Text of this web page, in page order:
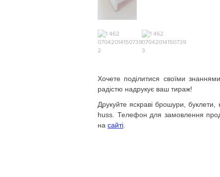
Хочете поділитися своїми
радістю надрукує ваш тираж!
Друкуйте яскраві брошури,
huss. Телефон для замовлення
на сайті